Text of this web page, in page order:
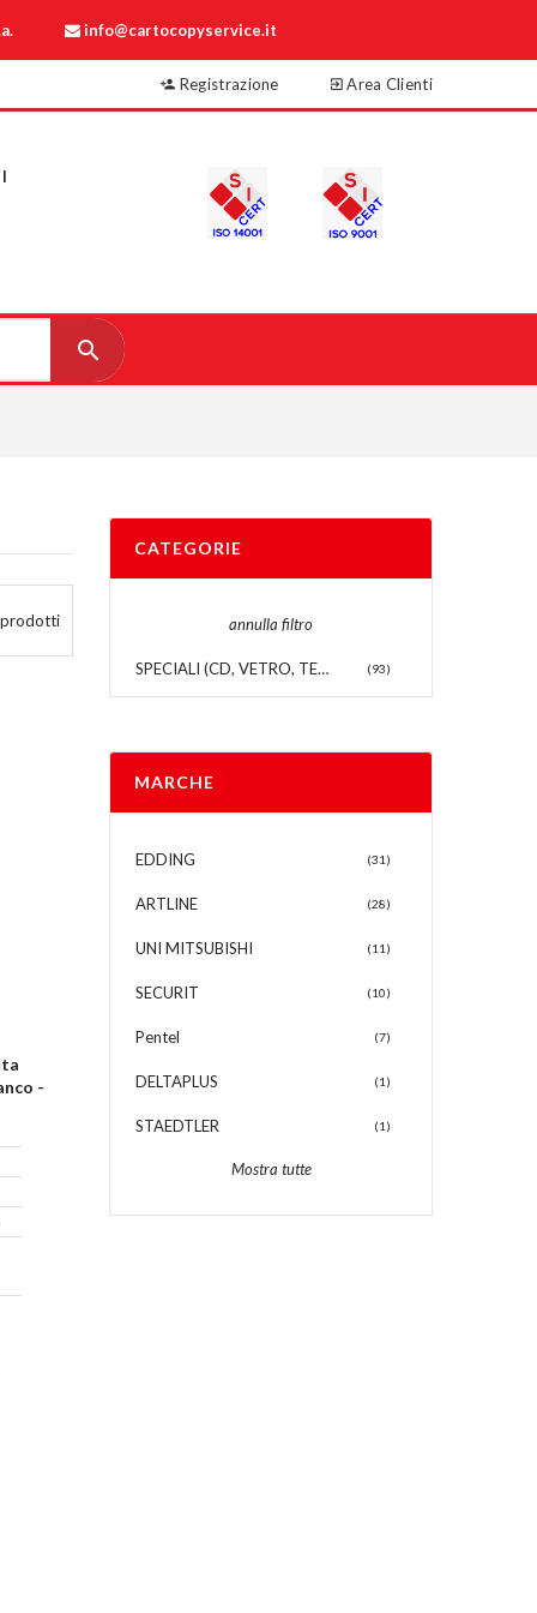
info@cartocopyservice.it
Registrazione Area Clienti
-
CATEGORIE
annulla filtro
SPECIALI (CD, VETRO, TESSUTI, ECC) (93)
MARCHE
EDDING (31)
ARTLINE (28)
UNI MITSUBISHI (11)
SECURIT (10)
Pentel (7)
DELTAPLUS (1)
STAEDTLER (1)
Mostra tutte